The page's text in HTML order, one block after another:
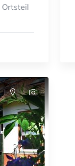
Ortsteil